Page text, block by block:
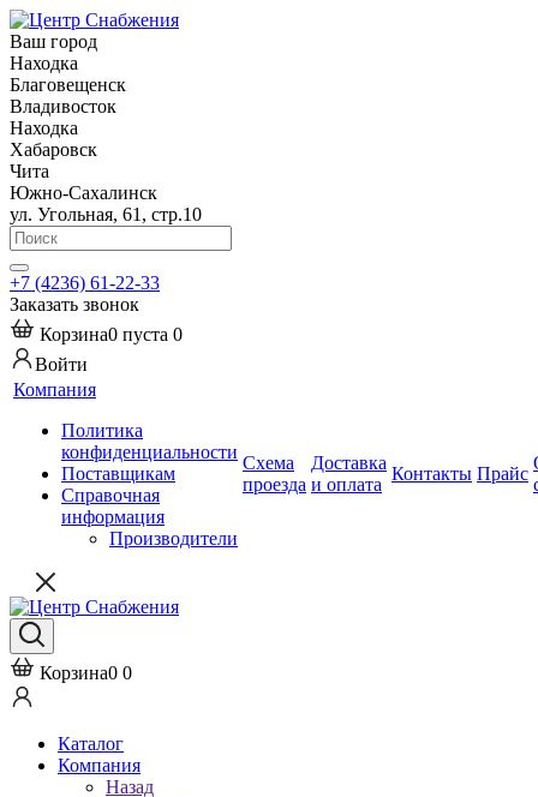
Ваш город
Находка
Благовещенск
Владивосток
Находка
Хабаровск
Чита
Южно-Сахалинск
ул. Угольная, 61, стр.10
+7 (4236) 61-22-33
Заказать звонок
Корзина0 пуста 0
Войти
Компания
Политика
конфиденциальности
Поставщикам
Справочная
информация
Производители
Схема
проезда
Доставка
и оплата
Контакты Прайс
Корзина0 0
Каталог
Компания
Назад